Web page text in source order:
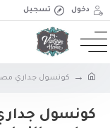
دخول تسجيل
كونسول جداري
كونسول